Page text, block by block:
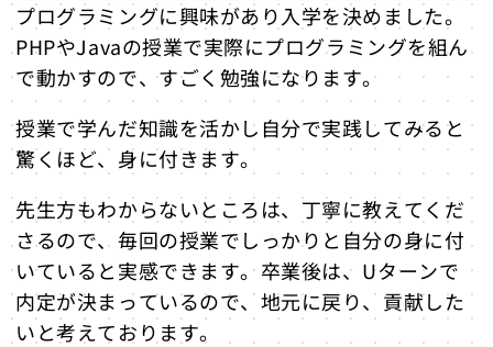
プログラミングに興味があり入学を決めました。
PHPやJavaの授業で実際にプログラミングを組ん
で動かすので、すごく勉強になります。
授業で学んだ知識を活かし自分で実践してみると
驚くほど、身に付きます。
先生方もわからないところは、丁寧に教えてくだ
さるので、毎回の授業でしっかりと自分の身に付
いていると実感できます。卒業後は、Uターンで
内定が決まっているので、地元に戻り、貢献した
いと考えております。